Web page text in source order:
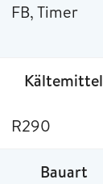
FB, Timer
Kältemittel
R290
Bauart